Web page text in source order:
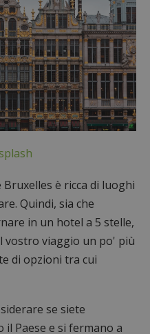
Bruxelles è ricca di luoghi
Quindi, sia che
in un hotel a 5 stelle,
vostro viaggio un po' più
di opzioni tra cui
se siete
il Paese e si fermano a